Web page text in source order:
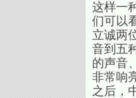
这样一
们可以
立诚两
音到五
的声音
非常响
之后，